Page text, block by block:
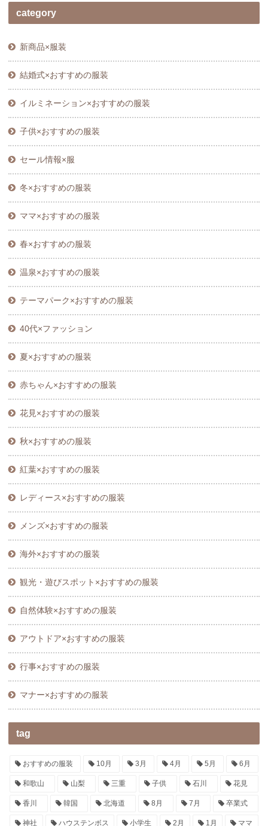
category
新商品×服装
結婚式×おすすめの服装
イルミネーション×おすすめの服装
子供×おすすめの服装
セール情報×服
冬×おすすめの服装
ママ×おすすめの服装
春×おすすめの服装
温泉×おすすめの服装
テーマパーク×おすすめの服装
40代×ファッション
夏×おすすめの服装
赤ちゃん×おすすめの服装
花見×おすすめの服装
秋×おすすめの服装
紅葉×おすすめの服装
レディース×おすすめの服装
メンズ×おすすめの服装
海外×おすすめの服装
観光・遊びスポット×おすすめの服装
自然体験×おすすめの服装
アウトドア×おすすめの服装
行事×おすすめの服装
マナー×おすすめの服装
tag
おすすめの服装 10月 3月 4月 5月 6月
和歌山 山梨 三重 子供 石川 花見
香川 韓国 北海道 8月 7月 卒業式
神社 ハウステンボス 小学生 2月 1月 ママ